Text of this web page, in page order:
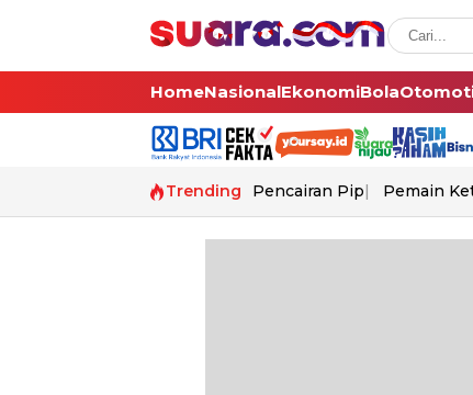
HomeNasionalEkonomiBola
Trending Pencairan Pip Pemain